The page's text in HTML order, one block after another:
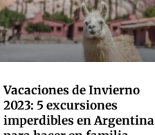
Vacaciones de Invierno
2023: 5 excursiones
imperdibles en Argentina